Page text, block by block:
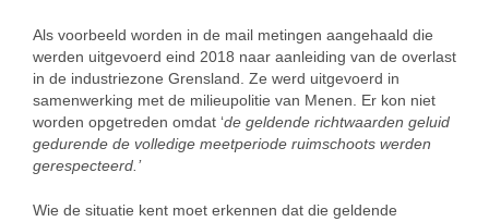
Als voorbeeld worden in de mail metingen aangehaald die
werden uitgevoerd eind 2018 naar aanleiding van de overlast
in de industriezone Grensland. Ze werd uitgevoerd in
samenwerking met de milieupolitie van Menen. Er kon niet
worden opgetreden omdat ‘de geldende richtwaarden geluid
gedurende de volledige meetperiode ruimschoots werden
gerespecteerd.’
Wie de situatie kent moet erkennen dat die geldende